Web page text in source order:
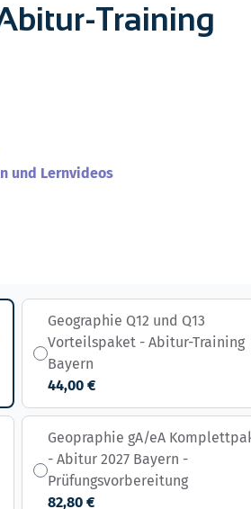
Training
und Lernvideos
Geographie Q12 und Q13
Vorteilspaket - Abitur-Training
Bayern
44,00 €
Geopraphie gA/eA
- Abitur 2027 Bayern -
Prüfungsvorbereitung
82,80 €